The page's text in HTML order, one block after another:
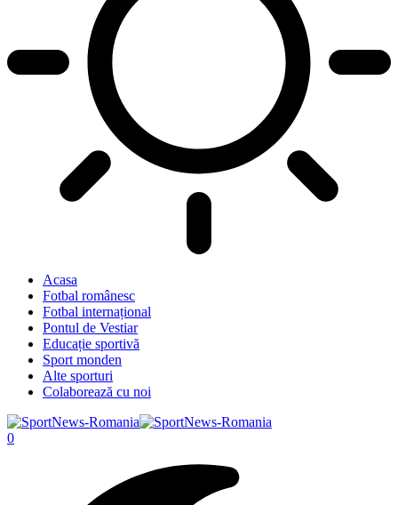
Acasa
Fotbal românesc
Fotbal internațional
Pontul de Vestiar
Educație sportivă
Sport monden
Alte sporturi
Colaborează cu noi
0